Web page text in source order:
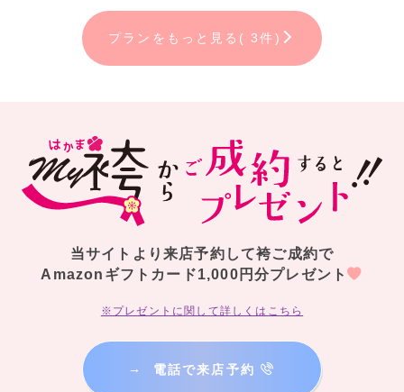
プランをもっと見る( 3件)
当サイトより来店予約して袴ご成約で
Amazonギフトカード1,000円分プレゼント
※プレゼントに関して詳しくはこちら
→ 電話で来店予約